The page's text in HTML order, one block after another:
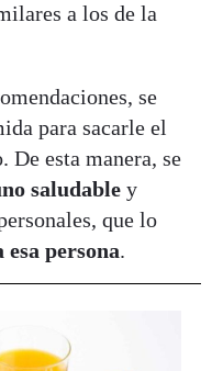
a los de la
se
para sacarle el
esta manera, se
saludable y
que lo
persona.